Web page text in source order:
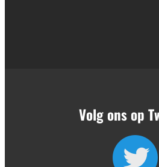
Volg ons op